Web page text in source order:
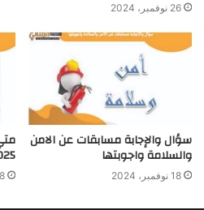
26 نوفمبر، 2024
سؤال والإجابة مسابقات عن الامن
والسلامة واجوبتها
18 نوفمبر، 2024 18